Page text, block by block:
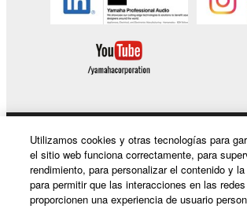
Productos y soluciones
Utilizamos cookies y otras tecnologías para
el sitio web funciona correctamente, para
rendimiento, para personalizar el contenido y
para permitir que las interacciones en las
proporcionen una experiencia de usuario